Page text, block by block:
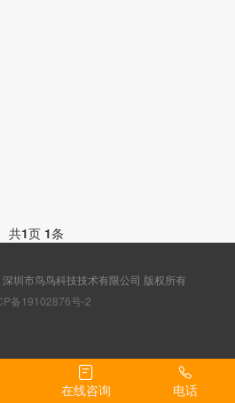
共1页 1条
圳市鸟鸟科技技术有限公司 版权所有
备19102876号-2
在线咨询 电话